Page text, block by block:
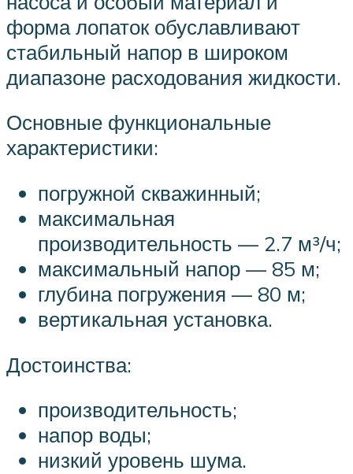
форма лопаток обуславливают
стабильный напор в широком
диапазоне расходования жидкости.
Основные функциональные
характеристики:
погружной скважинный;
максимальная
производительность — 2.7 м³/ч;
максимальный напор — 85 м;
глубина погружения — 80 м;
вертикальная установка.
Достоинства:
производительность;
напор воды;
низкий уровень шума.